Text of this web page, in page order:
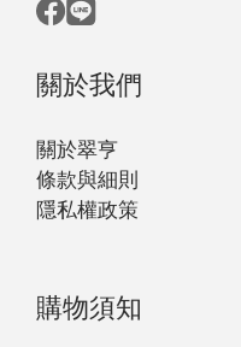
關於我們
關於翠亨
條款與細則
隱私權政策
購物須知